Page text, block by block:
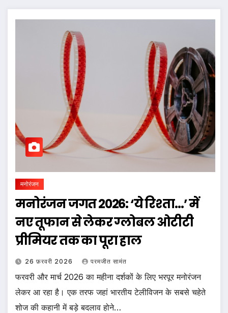
मनोरंजन
मनोरंजन जगत 2026: ‘ये रिश्ता…’ में
नए तूफान से लेकर ग्लोबल ओटीटी
प्रीमियर तक का पूरा हाल
26 फ़रवरी 2026 परमजीत सामंत
फरवरी और मार्च 2026 का महीना दर्शकों के लिए भरपूर मनोरंजन
लेकर आ रहा है। एक तरफ जहां भारतीय टेलीविजन के सबसे चहेते
शोज की कहानी में बड़े बदलाव होने…